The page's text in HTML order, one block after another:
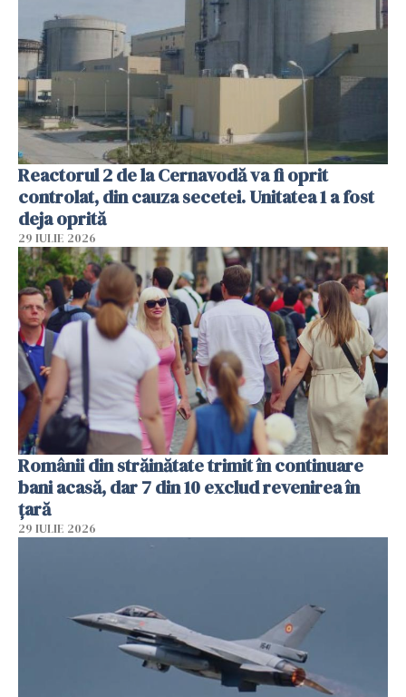
Reactorul 2 de la Cernavodă va fi oprit
controlat, din cauza secetei. Unitatea 1 a fost
deja oprită
29 IULIE 2026
Românii din străinătate trimit în continuare
bani acasă, dar 7 din 10 exclud revenirea în
țară
29 IULIE 2026